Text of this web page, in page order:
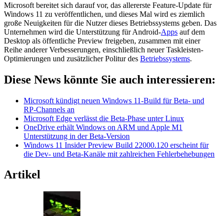
Microsoft bereitet sich darauf vor, das allererste Feature-Update für
Windows 11 zu veröffentlichen, und dieses Mal wird es ziemlich
große Neuigkeiten für die Nutzer dieses Betriebssystems geben. Das
Unternehmen wird die Unterstützung für Android-Apps auf dem
Desktop als öffentliche Preview freigeben, zusammen mit einer
Reihe anderer Verbesserungen, einschließlich neuer Taskleisten-
Optimierungen und zusätzlicher Politur des Betriebssystems.
Diese News könnte Sie auch interessieren:
Microsoft kündigt neuen Windows 11-Build für Beta- und
RP-Channels an
Microsoft Edge verlässt die Beta-Phase unter Linux
OneDrive erhält Windows on ARM und Apple M1
Unterstützung in der Beta-Version
Windows 11 Insider Preview Build 22000.120 erscheint für
die Dev- und Beta-Kanäle mit zahlreichen Fehlerbehebungen
Artikel